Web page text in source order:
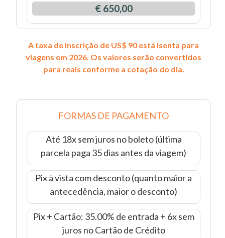
€ 650,00
A taxa de inscrição de US$ 90 está isenta para
viagens em 2026. Os valores serão convertidos
para reais conforme a cotação do dia.
FORMAS DE PAGAMENTO
Até 18x sem juros no boleto (última
parcela paga 35 dias antes da viagem)
Pix à vista com desconto (quanto maior a
antecedência, maior o desconto)
Pix + Cartão: 35.00% de entrada + 6x sem
juros no Cartão de Crédito